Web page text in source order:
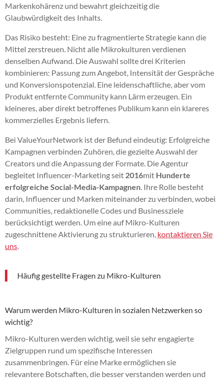
Markenkohärenz und bewahrt gleichzeitig die
Glaubwürdigkeit des Inhalts.
Das Risiko besteht: Eine zu fragmentierte Strategie kann die
Mittel zerstreuen. Nicht alle Mikrokulturen verdienen
denselben Aufwand. Die Auswahl sollte drei Kriterien
kombinieren: Passung zum Angebot, Intensität der Gespräche
und Konversionspotenzial. Eine leidenschaftliche, aber vom
Produkt entfernte Community kann Lärm erzeugen. Ein
kleineres, aber direkt betroffenes Publikum kann ein klareres
kommerzielles Ergebnis liefern.
Bei ValueYourNetwork ist der Befund eindeutig: Erfolgreiche
Kampagnen verbinden Zuhören, die gezielte Auswahl der
Creators und die Anpassung der Formate. Die Agentur
begleitet Influencer-Marketing seit 2016mit Hunderte
erfolgreiche Social-Media-Kampagnen . Ihre Rolle besteht
darin, Influencer und Marken miteinander zu verbinden, wobei
Communities, redaktionelle Codes und Businessziele
berücksichtigt werden. Um eine auf Mikro-Kulturen
zugeschnittene Aktivierung zu strukturieren, kontaktieren Sie
uns
Häufig gestellte Fragen zu Mikro-Kulturen
Warum werden Mikro-Kulturen in sozialen Netzwerken so
wichtig?
Mikro-Kulturen werden wichtig, weil sie sehr engagierte
Zielgruppen rund um spezifische Interessen
zusammenbringen. Für eine Marke ermöglichen sie
relevantere Botschaften, die besser verstanden werden und